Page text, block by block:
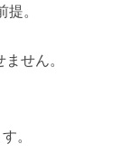
提。
せん。
。